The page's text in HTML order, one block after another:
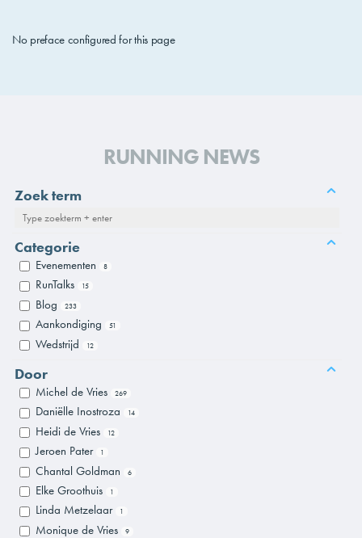
No preface configured for this page
RUNNING NEWS
Zoek term
Categorie
Evenementen 8
RunTalks 15
Blog 233
Aankondiging 51
Wedstrijd 12
Door
Michel de Vries 269
Daniëlle Inostroza 14
Heidi de Vries 12
Jeroen Pater 1
Chantal Goldman 6
Elke Groothuis 1
Linda Metzelaar 1
Monique de Vries 9